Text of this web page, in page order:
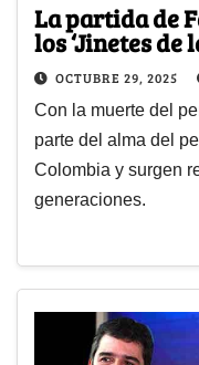
La partida de
los ‘Jinetes de
OCTUBRE 29, 2025
Con la muerte del
parte del alma del
Colombia y surgen
generaciones.